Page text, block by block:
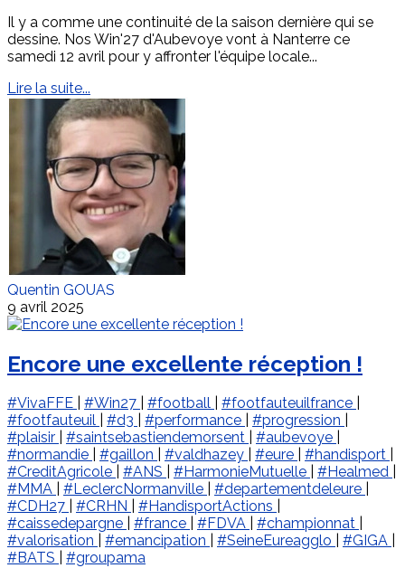
Il y a comme une continuité de la saison dernière qui se
dessine. Nos Win'27 d'Aubevoye vont à Nanterre ce
samedi 12 avril pour y affronter l'équipe locale...
Lire la suite...
Quentin GOUAS
9 avril 2025
Encore une excellente réception !
#VivaFFE #Win27 #football #footfauteuilfrance
#footfauteuil
#d3 #performance #progression
#plaisir
#saintsebastiendemorsent #aubevoye
#normandie
#gaillon #valdhazey #eure #handisport
#CreditAgricole
#ANS #HarmonieMutuelle #Healmed
#MMA
#LeclercNormanville #departementdeleure
#CDH27
#CRHN #HandisportActions
#caissedepargne
#france #FDVA #championnat
#valorisation
#emancipation #SeineEureagglo #GIGA
#BATS
#groupama